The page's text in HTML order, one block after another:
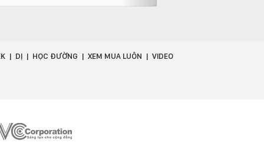
DỊ HỌC ĐƯỜNG XEM MUA LUÔN VIDEO